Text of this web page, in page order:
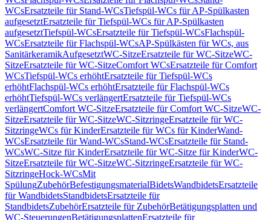
WCsErsatzteile für Stand-WCsTiefspül-WCs für AP-Spülkasten
aufgesetztErsatzteile für Tiefspül-WCs für AP-Spülkasten
aufgesetztTiefspül-WCsErsatzteile für Tiefspül-WCsFlachspül-
WCsErsatzteile für Flachspül-WCsAP-Spülkästen für WCs, aus
SanitärkeramikAufgesetztWC-SitzeErsatzteile für WC-SitzeWC-
SitzeErsatzteile für WC-SitzeComfort WCsErsatzteile für Comfort
WCsTiefspül-WCs erhöhtErsatzteile für Tiefspül-WCs
erhöhtFlachspül-WCs erhöhtErsatzteile für Flachspül-WCs
erhöhtTiefspül-WCs verlängertErsatzteile für Tiefspül-WCs
verlängertComfort WC-SitzeErsatzteile für Comfort WC-SitzeWC-
SitzeErsatzteile für WC-SitzeWC-SitzringeErsatzteile für WC-
SitzringeWCs für KinderErsatzteile für WCs für KinderWand-
WCsErsatzteile für Wand-WCsStand-WCsErsatzteile für Stand-
WCsWC-Sitze für KinderErsatzteile für WC-Sitze für KinderWC-
SitzeErsatzteile für WC-SitzeWC-SitzringeErsatzteile für WC-
SitzringeHock-WCsMit
SpülungZubehörBefestigungsmaterialBidetsWandbidetsErsatzteile
für WandbidetsStandbidetsErsatzteile für
StandbidetsZubehörErsatzteile für ZubehörBetätigungsplatten und
WC-SteuerungenBetätigungsplattenErsatzteile für